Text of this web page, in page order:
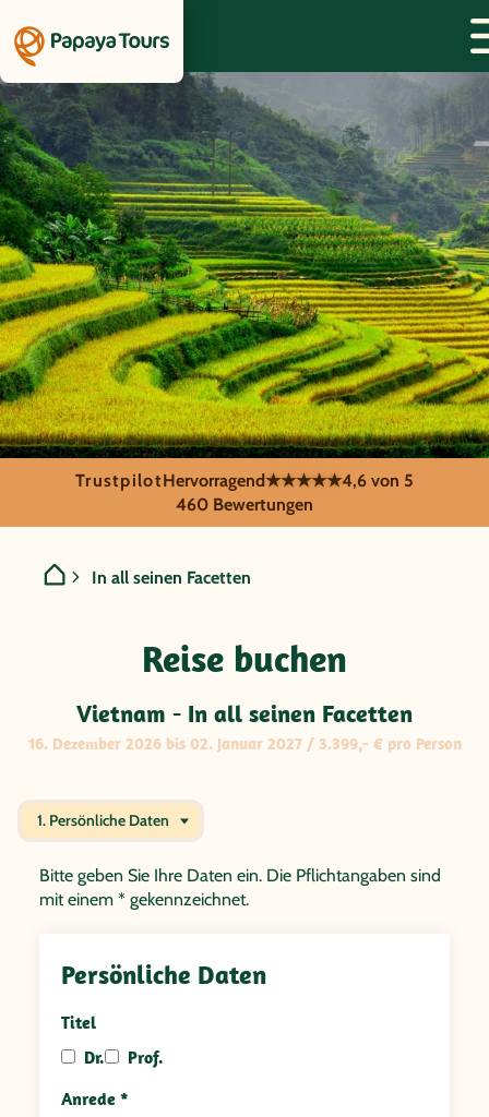
GRUPPENREISE:
Vietnam - In all seinen
TrustpilotHervorragend★★★★★4,6 von 5
460 Bewertungen
In all seinen Facetten
Reise buchen
Vietnam - In all seinen Facetten
16. Dezember 2026 bis 02. Januar 2027 / 3.399,- € pro Person
1. Persönliche Daten
Bitte geben Sie Ihre Daten ein. Die Pflichtangaben sind
mit einem * gekennzeichnet.
Persönliche Daten
Titel
Dr.
Prof.
Anrede *